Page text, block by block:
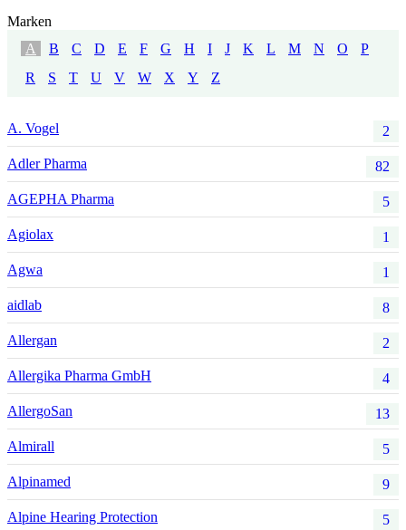
Marken
A
B C D E F G H I J K L M N O
P
R
S T U V W X Y Z
A. Vogel 2
Adler Pharma 82
AGEPHA Pharma 5
Agiolax 1
Agwa 1
aidlab 8
Allergan 2
Allergika Pharma GmbH 4
AllergoSan 13
Almirall 5
Alpinamed 9
Alpine Hearing Protection 5